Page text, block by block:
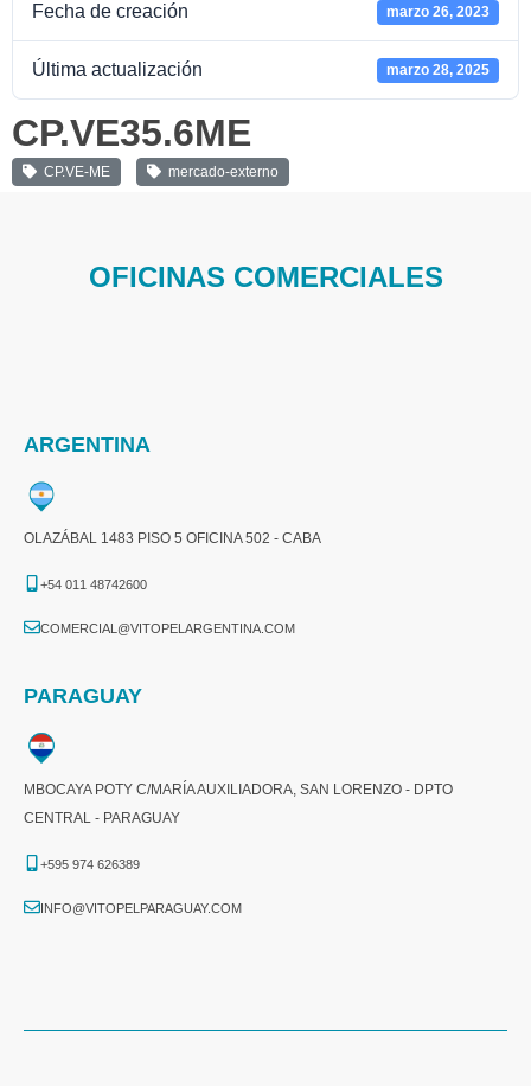
Fecha de creación marzo 26, 2023
Última actualización marzo 28, 2025
CP.VE35.6ME
CP.VE-ME mercado-externo
OFICINAS COMERCIALES
ARGENTINA
OLAZÁBAL 1483 PISO 5 OFICINA 502 - CABA
+54 011 48742600​
COMERCIAL@VITOPELARGENTINA.COM​
PARAGUAY
MBOCAYA POTY C/MARÍA AUXILIADORA, SAN LORENZO - DPTO
CENTRAL - PARAGUAY
+595 974 626389
INFO@VITOPELPARAGUAY.COM